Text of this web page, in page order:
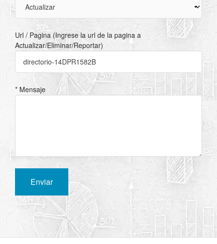
Url / Pagina (Ingrese la url de la pagina a
Actualizar/Eliminar/Reportar)
* Mensaje
Enviar